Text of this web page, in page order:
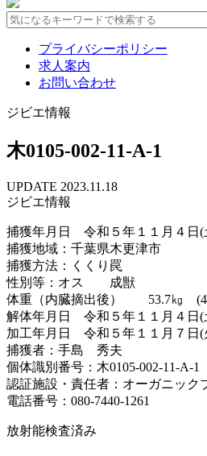
プライバシーポリシー
求人案内
お問い合わせ
ジビエ情報
木0105-002-11-A-1
UPDATE 2023.11.18
ジビエ情報
捕獲年月日 令和５年１１月４日(
捕獲地域：千葉県木更津市
捕獲方法：くくり罠
性別等：オス 成獣
体重（内臓摘出後） 53.7㎏
解体年月日 令和５年１１月４日(
加工年月日 令和５年１１月７日(
捕獲者：手島 秀夫
個体識別番号：木0105-002-11-A-1
認証施設・責任者：オーガニッ
電話番号：080-7440-1261
放射能検査済み